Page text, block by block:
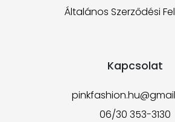
Általános Szerződési
Kapcsolat
06/30 353-3130